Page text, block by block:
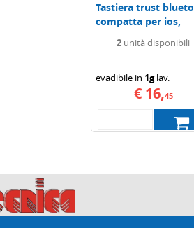
Tastiera trust
compatta per ios,
2 unità disponibili
evadibile in 1glav.
€ 16,45